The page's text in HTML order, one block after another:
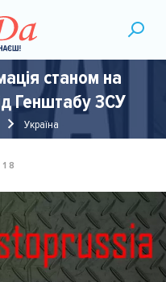
станом на
Генштабу ЗСУ
Україна